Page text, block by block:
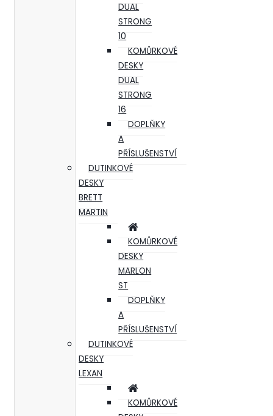
DUAL
STRONG
10
KOMŮRKOVÉ
DESKY
DUAL
STRONG
16
DOPLŇKY
A
PŘÍSLUŠENSTVÍ
DUTINKOVÉ
DESKY
BRETT
MARTIN
KOMŮRKOVÉ
DESKY
MARLON
ST
DOPLŇKY
A
PŘÍSLUŠENSTVÍ
DUTINKOVÉ
DESKY
LEXAN
KOMŮRKOVÉ